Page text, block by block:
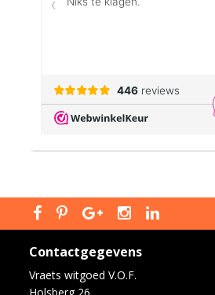
Contactgegevens
Vraets witgoed V.O.F.